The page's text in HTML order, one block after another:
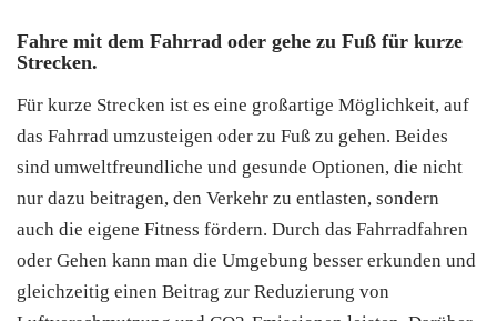
Fahre mit dem Fahrrad oder gehe zu Fuß für kurze
Strecken.
Für kurze Strecken ist es eine großartige Möglichkeit, auf
das Fahrrad umzusteigen oder zu Fuß zu gehen. Beides
sind umweltfreundliche und gesunde Optionen, die nicht
nur dazu beitragen, den Verkehr zu entlasten, sondern
auch die eigene Fitness fördern. Durch das Fahrradfahren
oder Gehen kann man die Umgebung besser erkunden und
gleichzeitig einen Beitrag zur Reduzierung von